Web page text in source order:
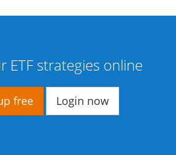
ETF strategies online
free Login now